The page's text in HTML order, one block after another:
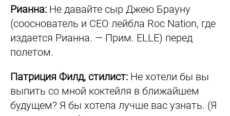
Рианна: Не давайте сыр Джею Брауну
(сооснователь и СЕО лейбла Roc Nation, где
издается Рианна. — Прим. ELLE) перед
полетом.
Патриция Филд, стилист: Не хотели бы вы
выпить со мной коктейля в ближайшем
будущем? Я бы хотела лучше вас узнать. (Я